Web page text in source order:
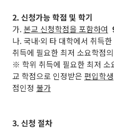
2. 신청가능 학점 및 학기
가. 본교 신청학점을 포함하여
나. 국내·외 타 대학에서 취득
취득에 필요한 최저 소요학점
※ 학위 취득에 필요한 최저 소
교 학점으로 인정받은 편입학생
점인정 불가
3. 신청 절차